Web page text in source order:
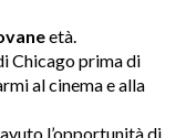
età.
Chicago prima di
al cinema e alla
l’opportunità di